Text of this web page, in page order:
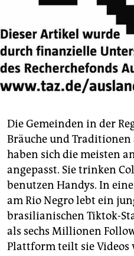
Die Gemeinden in der
Bräuche und Traditionen
haben sich die meisten
angepasst. Sie trinken
benutzen Handys. In
am Rio Negro lebt ein
brasilianischen Tiktok-
als sechs Millionen
Plattform teilt sie Videos